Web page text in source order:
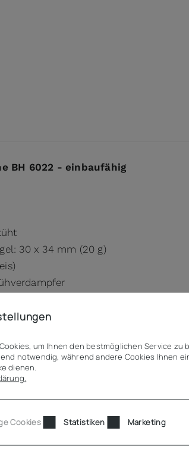
BH 6022 - einbaufähig
30 x 34 mm (20 g)
der Eisstärke
zu bedienen
um Ihnen den bestmöglichen Service
notwendig, während andere Cookies Ihnen
dienen.
Cookies Statistiken Marketing